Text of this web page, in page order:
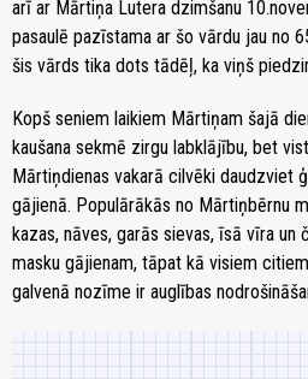
arī ar Mārtiņa Lutera dzimšanu
pasaulē pazīstama ar šo vārdu jau no
šis vārds tika dots tādēļ, ka viņš
Kopš seniem laikiem Mārtiņam šajā
kaušana sekmē zirgu labklājību, bet
Mārtiņdienas vakarā cilvēki daudzviet
gājienā. Populārākās no Mārtiņbērnu
kazas, nāves, garās sievas, īsā vīra un
masku gājienam, tāpat kā visiem
galvenā nozīme ir auglības